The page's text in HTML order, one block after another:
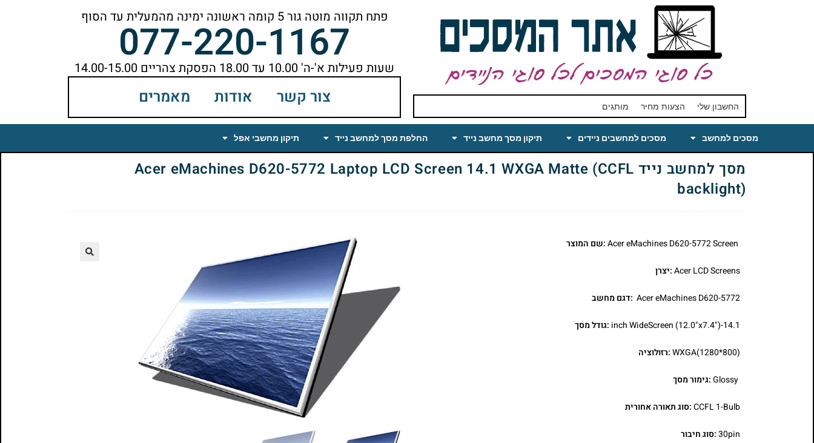
החשבון שלי הצעות מחיר מותגים
פתח תקווה מוטה גור 5 קומה ראשונה ימינה מהמעלית עד הסוף
077-220-1167שעות פעילות א'-ה' 10.00 עד 18.00 הפסקת צהריים 14.00-15.00
צור קשר אודות מאמרים
מסכים למחשב מסכים למחשבים ניידים תיקון מסך מחשב נייד החלפת מסך למחשב נייד תיקון מחשבי אפל
מסך למחשב נייד Acer eMachines D620-5772 Laptop LCD Screen 14.1 WXGA Matte (CCFL
backlight)
:שם המוצר
Acer LCD Screens:יצרן
Acer eMachines D620-5772 :דגם מחשב
14.1-inch WideScreen (12.0"x7.4") :גודל מסך
WXGA(1280*800):רזולוציה
Glossy:גימור מסך
CCFL 1-Bulb:סוג תאורה אחורית
30pin:סוג חיבור